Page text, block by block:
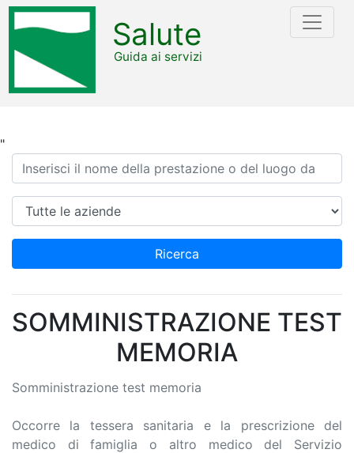
"
Salute
Guida ai servizi
Ricerca
Azienda
Ricerca
SOMMINISTRAZIONE TEST
MEMORIA
Somministrazione test memoria
Occorre la tessera sanitaria e la prescrizione del
medico di famiglia o altro medico del Servizio